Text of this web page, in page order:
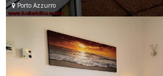
Porto Azzurro